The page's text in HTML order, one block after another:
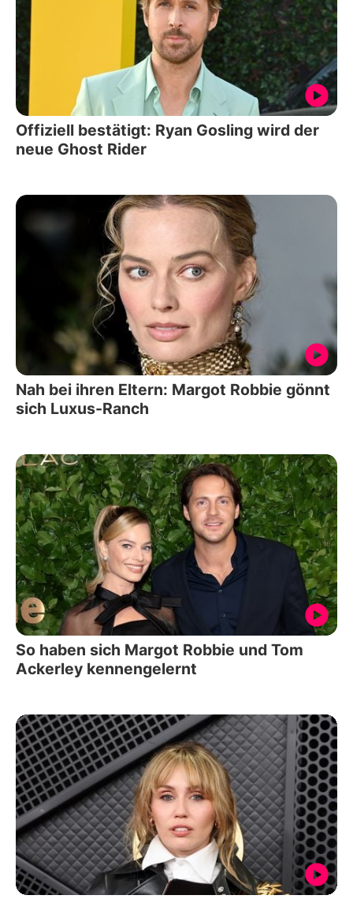
Offiziell bestätigt: Ryan Gosling wird der
neue Ghost Rider
Nah bei ihren Eltern: Margot Robbie gönnt
sich Luxus-Ranch
So haben sich Margot Robbie und Tom
Ackerley kennengelernt